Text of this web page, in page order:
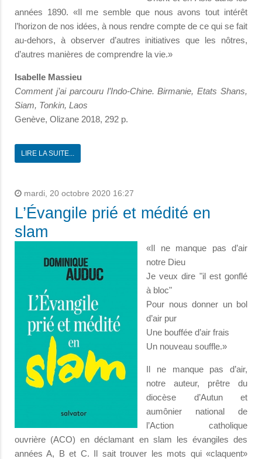
années 1890. «Il me semble que nous avons tout intérêt
l’horizon de nos idées, à nous rendre compte de ce qui se fait
au-dehors, à observer d’autres initiatives que les nôtres,
d’autres manières de comprendre la vie.»
Isabelle Massieu
Comment j’ai parcouru l’Indo-Chine. Birmanie, Etats Shans,
Siam, Tonkin, Laos
Genève, Olizane 2018, 292 p.
LIRE LA SUITE...
mardi, 20 octobre 2020 16:27
L’Évangile prié et médité en
slam
«Il ne manque pas d’air
notre Dieu
Je veux dire "il est gonflé
à bloc"
Pour nous donner un bol
d’air pur
Une bouffée d’air frais
Un nouveau souffle.»
Il ne manque pas d’air,
notre auteur, prêtre du
diocèse d’Autun et
aumônier national de
l’Action catholique
ouvrière (ACO) en déclamant en slam les évangiles des
années A, B et C. Il sait trouver les mots qui «claquent»